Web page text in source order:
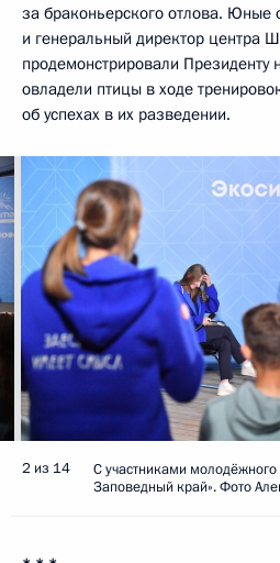
за браконьерского отлова. Юные
и генеральный директор центра
продемонстрировали Президенту
овладели птицы в ходе
об успехах в их разведении.
2 из 14
С участниками
Заповедный край». Фото